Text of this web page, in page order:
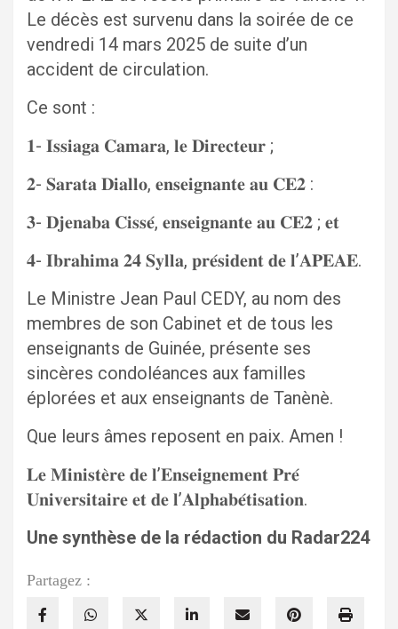
Le décès est survenu dans la soirée de ce
vendredi 14 mars 2025 de suite d’un
accident de circulation.
Ce sont :
𝟏- 𝐈𝐬𝐬𝐢𝐚𝐠𝐚 𝐂𝐚𝐦𝐚𝐫𝐚, 𝐥𝐞 𝐃𝐢𝐫𝐞𝐜𝐭𝐞𝐮𝐫 ;
𝟐- 𝐒𝐚𝐫𝐚𝐭𝐚 𝐃𝐢𝐚𝐥𝐥𝐨, 𝐞𝐧𝐬𝐞𝐢𝐠𝐧𝐚𝐧𝐭𝐞 𝐚𝐮 𝐂𝐄𝟐 :
𝟑- 𝐃𝐣𝐞𝐧𝐚𝐛𝐚 𝐂𝐢𝐬𝐬𝐞́, 𝐞𝐧𝐬𝐞𝐢𝐠𝐧𝐚𝐧𝐭𝐞 𝐚𝐮 𝐂𝐄𝟐 ; 𝐞𝐭
𝟒- 𝐈𝐛𝐫𝐚𝐡𝐢𝐦𝐚 𝟐𝟒 𝐒𝐲𝐥𝐥𝐚, 𝐩𝐫𝐞́𝐬𝐢𝐝𝐞𝐧𝐭 𝐝𝐞 𝐥’𝐀𝐏𝐄𝐀𝐄.
Le Ministre Jean Paul CEDY, au nom des
membres de son Cabinet et de tous les
enseignants de Guinée, présente ses
sincères condoléances aux familles
éplorées et aux enseignants de Tanènè.
Que leurs âmes reposent en paix. Amen !
𝐋𝐞 𝐌𝐢𝐧𝐢𝐬𝐭𝐞̀𝐫𝐞 𝐝𝐞 𝐥’𝐄𝐧𝐬𝐞𝐢𝐠𝐧𝐞𝐦𝐞𝐧𝐭 𝐏𝐫𝐞́
𝐔𝐧𝐢𝐯𝐞𝐫𝐬𝐢𝐭𝐚𝐢𝐫𝐞 𝐞𝐭 𝐝𝐞 𝐥’𝐀𝐥𝐩𝐡𝐚𝐛𝐞́𝐭𝐢𝐬𝐚𝐭𝐢𝐨𝐧.
Une synthèse de la rédaction du Radar224
Partagez :